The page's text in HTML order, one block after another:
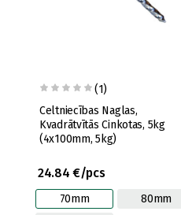
(1)
Celtniecības Naglas,
Kvadrātvītās Cinkotas, 5kg
(4x100mm, 5kg)
24.84 €/pcs
70mm
80mm